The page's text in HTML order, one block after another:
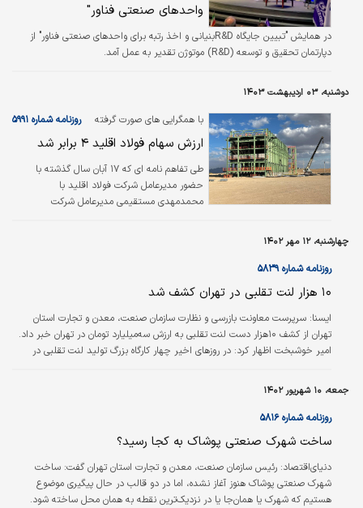
واحدهای صنعتی فناور"
در همایش "تبیین جایگاه R&Dبنیانی و اخذ رتبه برای واحدهای صنعتی فناور" از
دپارتمان تحقیق و توسعه (R&D) موتوژن تقدیر به عمل آمد.
دوشنبه، ۰۳ اردیبهشت ۱۴۰۳
با همگرایی های صورت گرفته روزنامه شماره ۵۹۹۱
ارزش سهام فولاد اقلید ۴ برابر شد
طی تفاهم نامه ای که ۱۷ آبان سال گذشته با
حضور مدیرعامل شرکت فولاد اقلید با
محمدمهدی مستقیمی مدیرعامل شرکت
۴ برابری سهام شرکت در طی این مدت شده است.
چهارشنبه، ۱۲ مهر ۱۴۰۲
روزنامه شماره ۵۸۳۹
۱۰ هزار لنت تقلبی در تهران کشف شد
ایسنا: سرپرست معاونت بازرسی و نظارت سازمان صنعت، معدن و تجارت استان
تهران از کشف ۱۰هزار دست لنت تقلبی به ارزش سه‌میلیارد تومان در تهران خبر داد.
امیر خوشبخت اظهار کرد: در روزهای اخیر چهار کارگاه بزرگ تولید لنت تقلبی در
۱۰هزار دست لنت به ارزش سه‌میلیارد تومان کشف شده است. البته بخشی از
کشفیات هم لوازم تولید این لنت‌ها بوده که برای تعیین ارزش آنها باید منتظر نظر
کارشناس بمانیم. به گفته وی، تولیدات قبلی این کارگاه وارد بازار…
جمعه، ۱۰ شهریور ۱۴۰۲
روزنامه شماره ۵۸۱۶
ساخت شهرک صنعتی پوشاک به کجا رسید؟
دنیای‌اقتصاد: رئیس سازمان صنعت، معدن و تجارت استان تهران گفت: ساخت
شهرک صنعتی پوشاک هنوز آغاز نشده، اما در دو قالب در حال پیگیری موضوع
هستیم که شهرک یا همان‌جا یا در نزدیک‌‌‌ترین نقطه به همان محل ساخته شود.